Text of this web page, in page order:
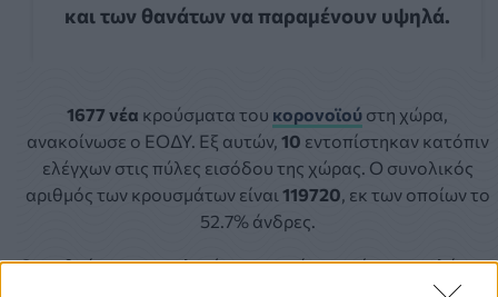
και των θανάτων να παραμένουν υψηλά.
1677 νέα κρούσματα του κορονοϊού στη χώρα,
ανακοίνωσε ο ΕΟΔΥ. Εξ αυτών, 10 εντοπίστηκαν κατόπιν
ελέγχων στις πύλες εισόδου της χώρας. Ο συνολικός
αριθμός των κρουσμάτων είναι 119720, εκ των οποίων το
52.7% άνδρες.
Ο αριθμός των συνολικών κρουσμάτρων είναι χαμηλότερα
από της περασμένης Τετάρτης, όταν και ήταν 2.188, αλλά